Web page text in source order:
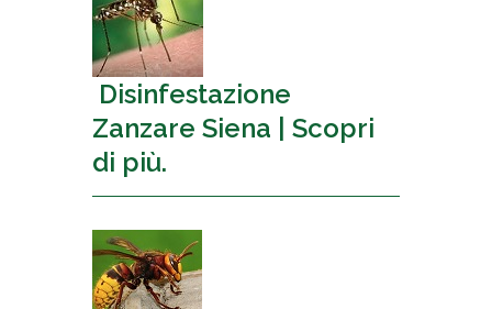
Disinfestazione
Zanzare Siena | Scopri
di più.